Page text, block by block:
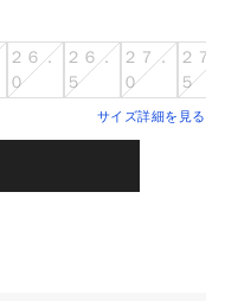
２６．
０
２６．
５
２７．
０
２７
５
サイズ詳細を見る